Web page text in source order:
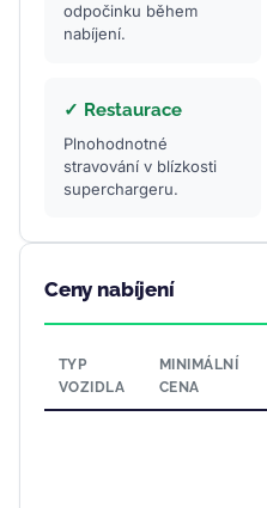
odpočinku během
nabíjení.
✓ Restaurace
Plnohodnotné
stravování v blízkosti
superchargeru.
Ceny nabíjení
TYP
VOZIDLA
MINIMÁLNÍ
CENA